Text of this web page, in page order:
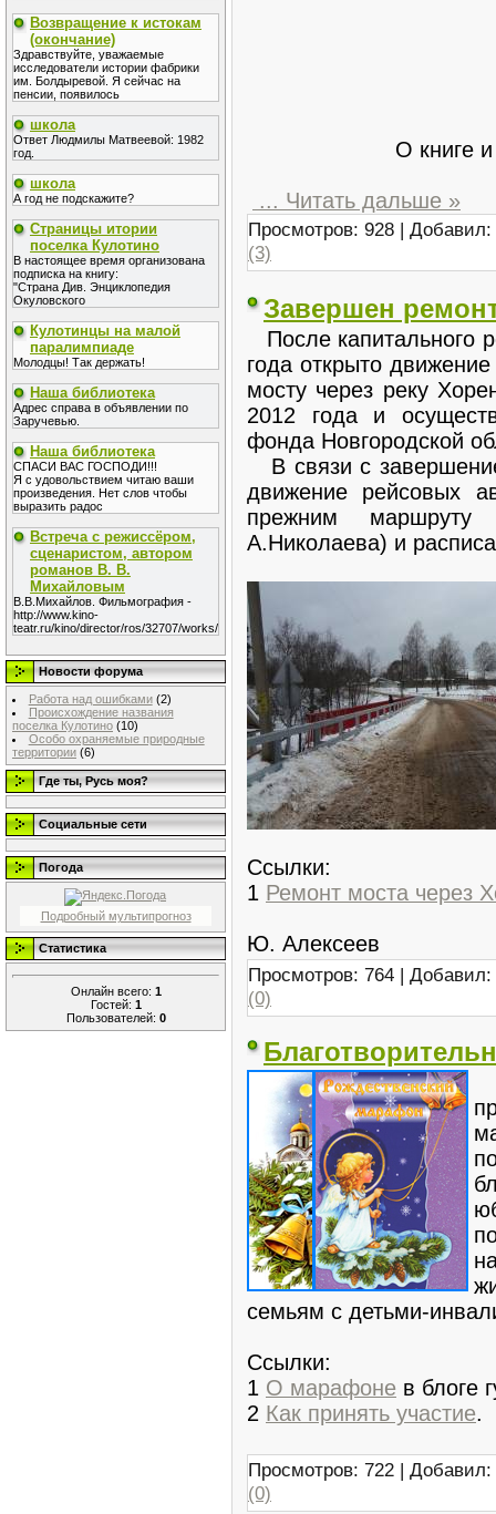
Возвращение к истокам
(окончание)
Здравствуйте, уважаемые
исследователи истории фабрики
им. Болдыревой. Я сейчас на
пенсии, появилось
школа
Ответ Людмилы Матвеевой: 1982
год.
школа
А год не подскажите?
Страницы итории
поселка Кулотино
В настоящее время организована
подписка на книгу:
"Страна Див. Энциклопедия
Окуловского
Кулотинцы на малой
паралимпиаде
Молодцы! Так держать!
Наша библиотека
Адрес справа в объявлении по
Заручевью.
Наша библиотека
СПАСИ ВАС ГОСПОДИ!!!
Я с удовольствием читаю ваши
произведения. Нет слов чтобы
выразить радос
Встреча с режиссёром,
сценаристом, автором
романов В. В.
Михайловым
В.В.Михайлов. Фильмография -
http://www.kino-
teatr.ru/kino/director/ros/32707/works/
Новости форума
Работа над ошибками (2)
Происхождение названия
поселка Кулотино (10)
Особо охраняемые природные
территории (6)
Где ты, Русь моя?
Социальные сети
Погода
Подробный мультипрогноз
Статистика
Онлайн всего: 1
Гостей: 1
Пользователей: 0
О книге
... Читать дальше »
Просмотров: 928 | Добавил:
(3)
Завершен
После капитального
года открыто
мосту через реку
2012 года и
фонда Новгородской
В связи с
движение рейсовых
прежним
А.Николаева) и
Ссылки:
1 Ремонт моста через
Ю. Алексеев
Просмотров: 764 | Добавил:
(0)
семьям с детьми-
Ссылки:
1 О марафоне в блоге
2 Как принять участие.
Просмотров: 722 | Добавил:
(0)